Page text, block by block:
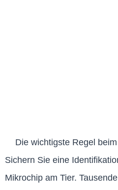
Die wichtigste Regel
Sichern Sie eine
Mikrochip am Tier.